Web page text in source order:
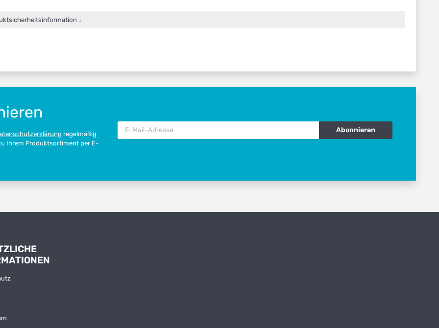
↓
regelmäßig
Ihrem Produktsortiment per E-
Abonnieren